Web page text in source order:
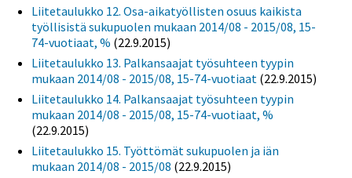
Liitetaulukko 12. Osa-aikatyöllisten osuus kaikista
työllisistä sukupuolen mukaan 2014/08 - 2015/08, 15-
74-vuotiaat, % (22.9.2015)
Liitetaulukko 13. Palkansaajat työsuhteen tyypin
mukaan 2014/08 - 2015/08, 15-74-vuotiaat (22.9.2015)
Liitetaulukko 14. Palkansaajat työsuhteen tyypin
mukaan 2014/08 - 2015/08, 15-74-vuotiaat, %
(22.9.2015)
Liitetaulukko 15. Työttömät sukupuolen ja iän
mukaan 2014/08 - 2015/08 (22.9.2015)